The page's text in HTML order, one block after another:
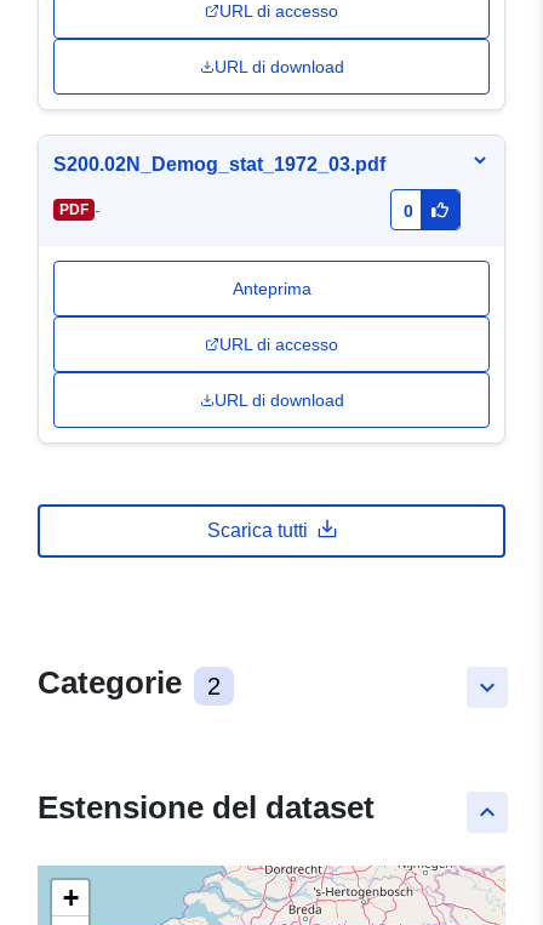
URL di accesso
URL di download
S200.02N_Demog_stat_1972_03.pdf
PDF - 0
Anteprima
URL di accesso
URL di download
Scarica tutti
keyboard_arrow_down
Categorie 2
keyboard_arrow_up
Estensione del dataset
+